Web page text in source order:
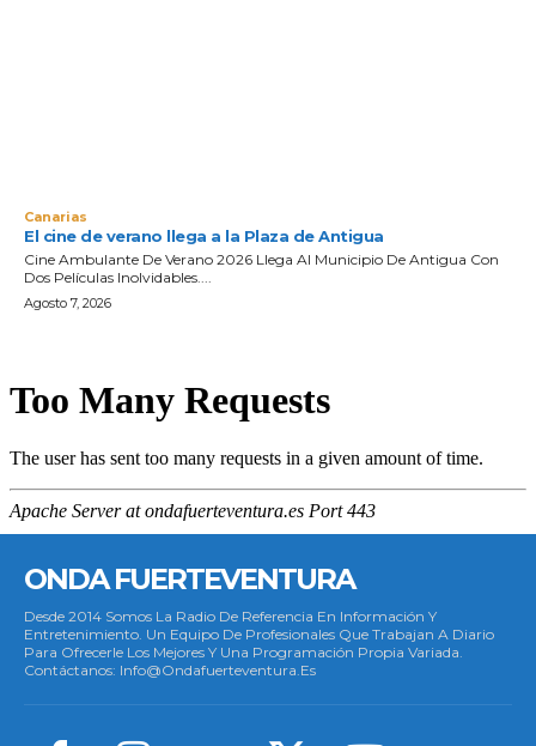
Canarias
El cine de verano llega a la Plaza de Antigua
Cine Ambulante De Verano 2026 Llega Al Municipio De Antigua Con
Dos Películas Inolvidables....
Agosto 7, 2026
ONDA FUERTEVENTURA
Desde 2014 Somos La Radio De Referencia En Información Y
Entretenimiento. Un Equipo De Profesionales Que Trabajan A Diario
Para Ofrecerle Los Mejores Y Una Programación Propia Variada.
Contáctanos: Info@ondafuerteventura.es